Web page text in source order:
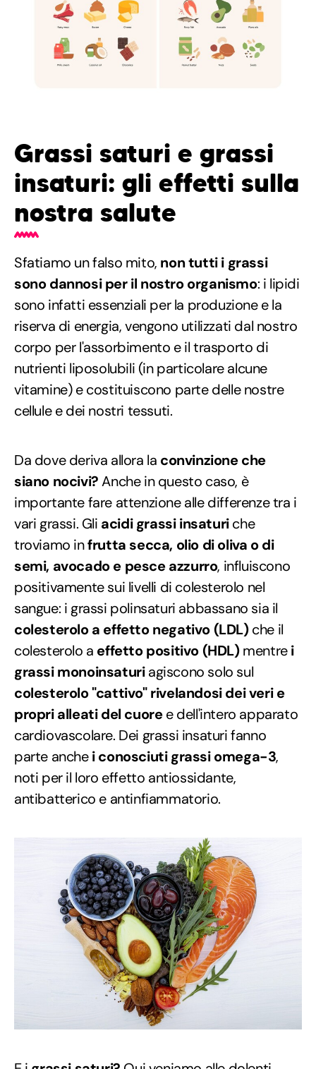
Grassi saturi e grassi
insaturi: gli effetti sulla
nostra salute
Sfatiamo un falso mito, non tutti i grassi
sono dannosi per il nostro organismo: i lipidi
sono infatti essenziali per la produzione e la
riserva di energia, vengono utilizzati dal nostro
corpo per l'assorbimento e il trasporto di
nutrienti liposolubili (in particolare alcune
vitamine) e costituiscono parte delle nostre
cellule e dei nostri tessuti.
Da dove deriva allora la convinzione che
siano nocivi?Anche in questo caso, è
importante fare attenzione alle differenze tra i
vari grassi. Gli acidi grassi insaturiche
troviamo infrutta secca, olio di oliva o di
semi, avocado e pesce azzurro, influiscono
positivamente sui livelli di colesterolo nel
sangue: i grassi polinsaturi abbassano sia il
colesterolo a effetto negativo (LDL)che il
colesterolo a effetto positivo (HDL)mentrei
grassi monoinsaturiagiscono solo sul
colesterolo "cattivo" rivelandosi dei veri e
propri alleati del cuoree dell'intero apparato
cardiovascolare. Dei grassi insaturi fanno
parte anchei conosciuti grassi omega-3,
noti per il loro effetto antiossidante,
antibatterico e antinfiammatorio.